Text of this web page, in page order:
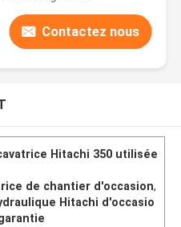
Contactez nous
Hitachi 350 utilisée
de chantier d'occasion,
Hitachi d'occasio